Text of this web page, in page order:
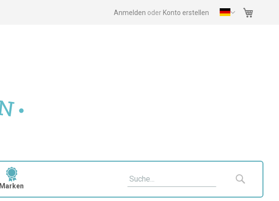
Anmelden Konto erstellen
Marken Suche